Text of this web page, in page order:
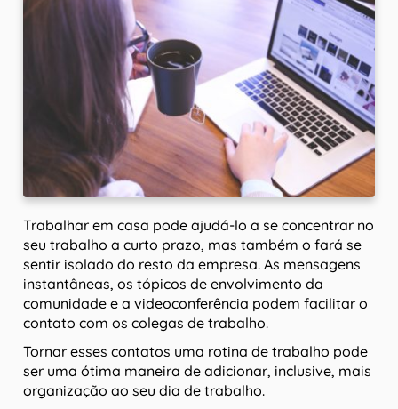
Trabalhar em casa pode ajudá-lo a se concentrar no
seu trabalho a curto prazo, mas também o fará se
sentir isolado do resto da empresa. As mensagens
instantâneas, os tópicos de envolvimento da
comunidade e a videoconferência podem facilitar o
contato com os colegas de trabalho.
Tornar esses contatos uma rotina de trabalho pode
ser uma ótima maneira de adicionar, inclusive, mais
organização ao seu dia de trabalho.